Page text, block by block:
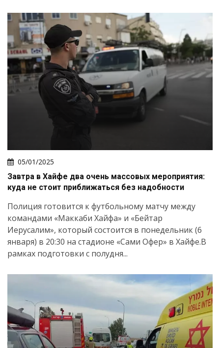
05/01/2025
Завтра в Хайфе два очень массовых мероприятия:
куда не стоит приближаться без надобности
Полиция готовится к футбольному матчу между
командами «Маккаби Хайфа» и «Бейтар
Иерусалим», который состоится в понедельник (6
января) в 20:30 на стадионе «Сами Офер» в Хайфе.В
рамках подготовки с полудня...